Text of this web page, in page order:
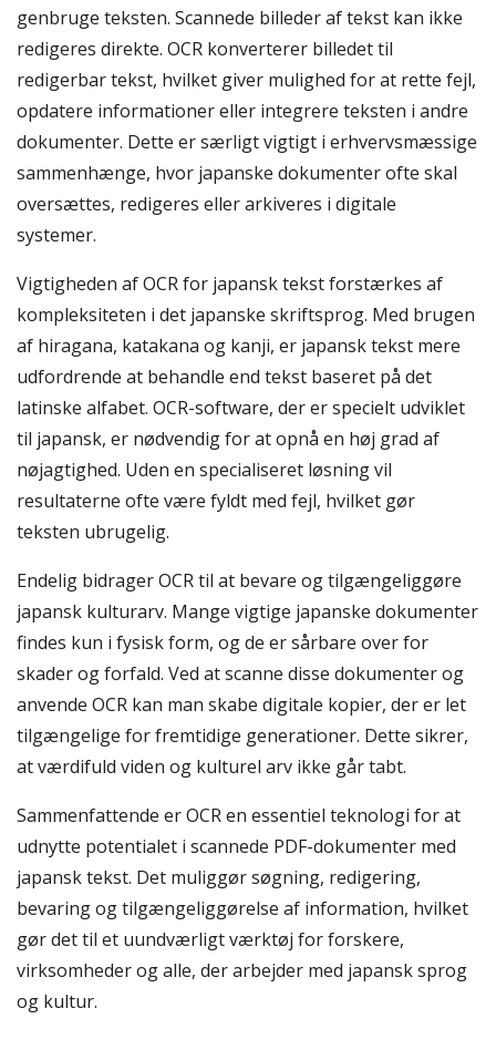
genbruge teksten. Scannede billeder af tekst kan ikke
redigeres direkte. OCR konverterer billedet til
redigerbar tekst, hvilket giver mulighed for at rette fejl,
opdatere informationer eller integrere teksten i andre
dokumenter. Dette er særligt vigtigt i erhvervsmæssige
sammenhænge, hvor japanske dokumenter ofte skal
oversættes, redigeres eller arkiveres i digitale
systemer.
Vigtigheden af OCR for japansk tekst forstærkes af
kompleksiteten i det japanske skriftsprog. Med brugen
af hiragana, katakana og kanji, er japansk tekst mere
udfordrende at behandle end tekst baseret på det
latinske alfabet. OCR-software, der er specielt udviklet
til japansk, er nødvendig for at opnå en høj grad af
nøjagtighed. Uden en specialiseret løsning vil
resultaterne ofte være fyldt med fejl, hvilket gør
teksten ubrugelig.
Endelig bidrager OCR til at bevare og tilgængeliggøre
japansk kulturarv. Mange vigtige japanske dokumenter
findes kun i fysisk form, og de er sårbare over for
skader og forfald. Ved at scanne disse dokumenter og
anvende OCR kan man skabe digitale kopier, der er let
tilgængelige for fremtidige generationer. Dette sikrer,
at værdifuld viden og kulturel arv ikke går tabt.
Sammenfattende er OCR en essentiel teknologi for at
udnytte potentialet i scannede PDF-dokumenter med
japansk tekst. Det muliggør søgning, redigering,
bevaring og tilgængeliggørelse af information, hvilket
gør det til et uundværligt værktøj for forskere,
virksomheder og alle, der arbejder med japansk sprog
og kultur.